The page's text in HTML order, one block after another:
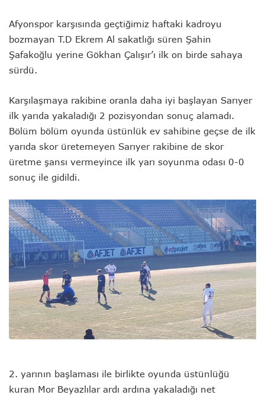
Afyonspor karşısında geçtiğimiz haftaki kadroyu
bozmayan T.D Ekrem Al sakatlığı süren Şahin
Şafakoğlu yerine Gökhan Çalışır’ı ilk on birde sahaya
sürdü.
Karşılaşmaya rakibine oranla daha iyi başlayan Sarıyer
ilk yarıda yakaladığı 2 pozisyondan sonuç alamadı.
Bölüm bölüm oyunda üstünlük ev sahibine geçse de ilk
yarıda skor üretemeyen Sarıyer rakibine de skor
üretme şansı vermeyince ilk yarı soyunma odası 0-0
sonuç ile gidildi.
2. yarının başlaması ile birlikte oyunda üstünlüğü
kuran Mor Beyazlılar ardı ardına yakaladığı net